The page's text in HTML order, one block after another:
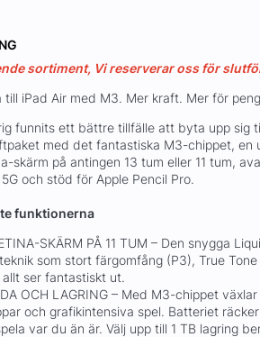
sortiment, Vi reserverar oss för
till iPad Air med M3. Mer kraft. Mer för
funnits ett bättre tillfälle att byta upp sig
med det fantastiska M3-chippet, en
skärm på antingen 13 tum eller 11 tum,
och stöd för Apple Pencil Pro.
funktionerna
SKÄRM PÅ 11 TUM – Den snygga
som stort färgomfång (P3), True
ser fantastiskt ut.
OCH LAGRING – Med M3-chippet
och grafikintensiva spel. Batteriet
var du än är. Välj upp till 1 TB lagring